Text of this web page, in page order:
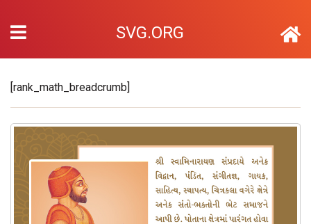
SVG.ORG
[rank_math_breadcrumb]